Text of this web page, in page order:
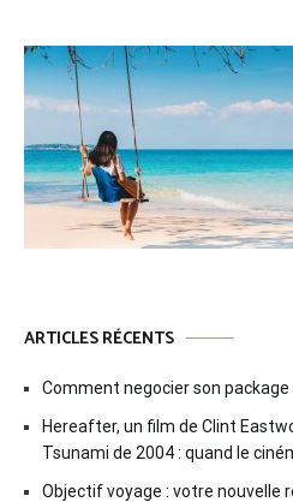
ARTICLES RÉCENTS
Comment negocier son package
Hereafter, un film de Clint
Tsunami de 2004 : quand le
Objectif voyage : votre nouvelle